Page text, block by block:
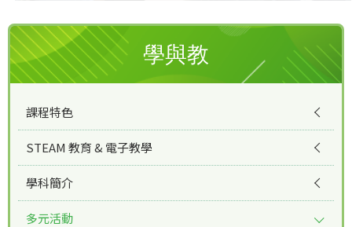
學與教
課程特色
STEAM 教育 & 電子教學
學科簡介
多元活動